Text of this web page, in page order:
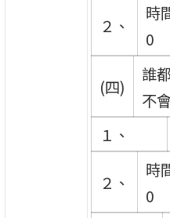
２、
時
0
(四)
誰
不
１、
２、
時
0